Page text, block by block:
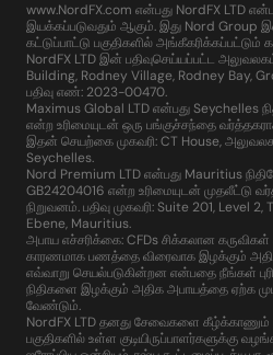
www.NordFX.com என்பது NordFX LTD
இயக்கப்படுவதும் ஆகும். இது Nord Group
கட்டுப்பாட்டு பகுதிகளில் அங்கீகரிக்கப்பட்டும்
NordFX LTD இன் பதிவுசெய்யப்பட்ட
Building, Rodney Village, Rodney Bay,
பதிவு எண்: 2023-00470.
Maximus Global LTD என்பது
என்ற உரிமையுடன் ஒரு பங்குச்சந்தை
இதன் செயற்கை முகவரி: CT House,
Seychelles.
Nord Premium LTD என்பது Mauritius
GB24204016 என்ற உரிமையுடன் முதலீட்டு
நிறுவனம். பதிவு முகவரி: Suite 201, Level
Ebene, Mauritius.
அபாய எச்சரிக்கை: CFDs சிக்கலான
காரணமாக பணத்தை விரைவாக இழக்கும்
எவ்வாறு செயல்படுகின்றன என்பதை நீங்கள்
நிதிகளை இழக்கும் அதிக அபாயத்தை ஏற்க
வேண்டும்.
NordFX LTD தனது சேவைகளை கீழ்க்காணும்
பகுதிகளில் உள்ள குடியிருப்பாளர்களுக்கு